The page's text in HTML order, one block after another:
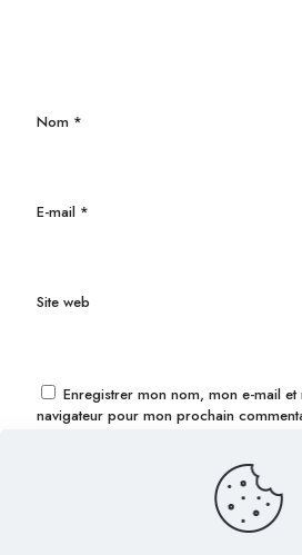
Nom *
E-mail *
Site web
Enregistrer mon nom, mon e-mail et
navigateur pour mon prochain